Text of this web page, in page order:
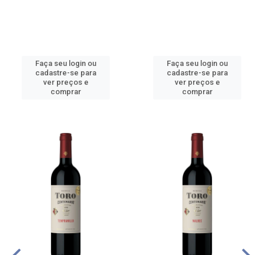
Faça seu login ou
cadastre-se para
ver preços e
comprar
Faça seu login ou
cadastre-se para
ver preços e
comprar